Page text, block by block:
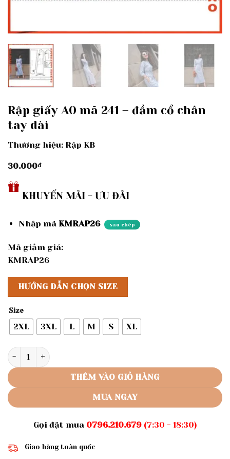
Rập giấy A0 mã 241 – đầm cổ chân
tay dài
Thương hiệu: Rập KB
30.000₫
KHUYẾN MÃI - ƯU ĐÃI
Nhập mã KMRAP26 sao chép
Mã giảm giá:
KMRAP26
HƯỚNG DẪN CHỌN SIZE
Size
2XL 3XL L M S XL
Rập giấy A0 mã 241 - đầm cổ chân tay dài số lượng
THÊM VÀO GIỎ HÀNG
MUA NGAY
Gọi đặt mua 0796.210.679(7:30 - 18:30)
Giao hàng toàn quốc